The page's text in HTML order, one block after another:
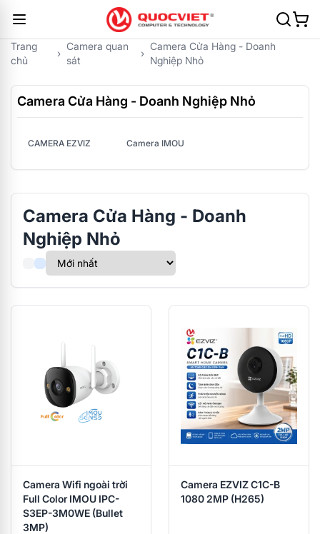
Trang
chủ
›
Camera quan
sát
›
Camera Cửa Hàng - Doanh
Nghiệp Nhỏ
Camera Cửa Hàng - Doanh Nghiệp Nhỏ
CAMERA EZVIZ Camera IMOU
Camera Cửa Hàng - Doanh
Nghiệp Nhỏ
Camera Wifi ngoài trời
Full Color IMOU IPC-
S3EP-3M0WE (Bullet
3MP)
Camera EZVIZ C1C-B
1080 2MP (H265)